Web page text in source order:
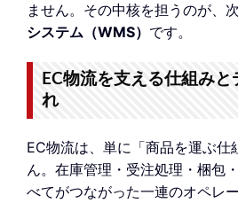
ません。その中核を担うのが、
システム（WMS） です。
EC物流を支える仕組み
れ
EC物流は、単に「商品を運ぶ仕
ん。在庫管理・受注処理・梱包
べてがつながった一連のオペレ